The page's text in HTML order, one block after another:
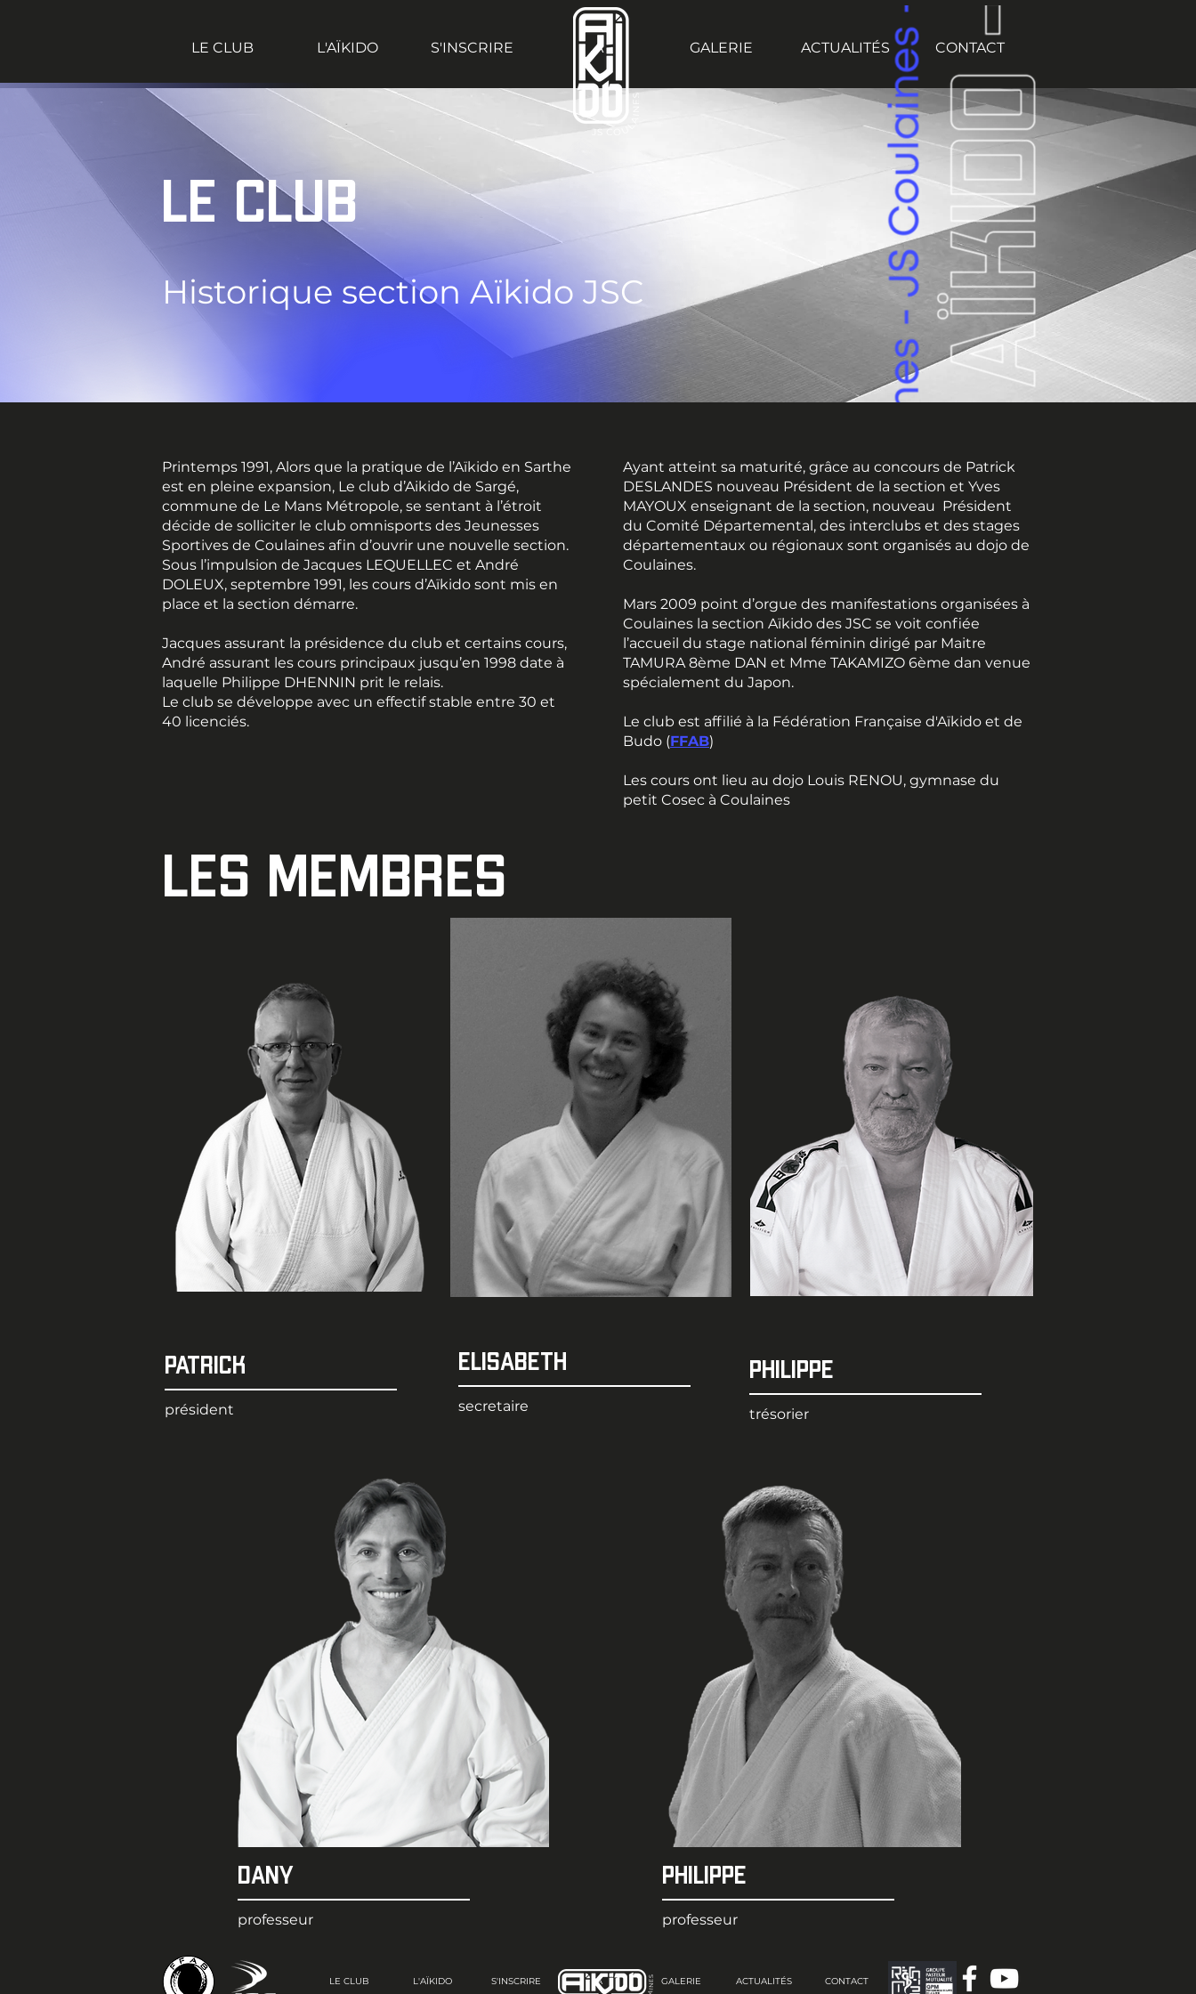
LE CLUB L'AÏKIDO S'INSCRIRE .A GALERIE ACTUALITÉS CONTACT
LE CLUB
Historique section Aïkido JSC
Printemps 1991, Alors que la pratique de l’Aïkido en Sarthe
est en pleine expansion, Le club d’Aikido de Sargé,
commune de Le Mans Métropole, se sentant à l’étroit
décide de solliciter le club omnisports des Jeunesses
Sportives de Coulaines afin d’ouvrir une nouvelle section.
Sous l’impulsion de Jacques LEQUELLEC et André
DOLEUX, septembre 1991, les cours d’Aïkido sont mis en
place et la section démarre.
Jacques assurant la présidence du club et certains cours,
André assurant les cours principaux jusqu’en 1998 date à
laquelle Philippe DHENNIN prit le relais.
Le club se développe avec un effectif stable entre 30 et
40 licenciés.
Ayant atteint sa maturité, grâce au concours de Patrick
DESLANDES nouveau Président de la section et Yves
MAYOUX enseignant de la section, nouveau Président
du Comité Départemental, des interclubs et des stages
départementaux ou régionaux sont organisés au dojo de
Coulaines.
Mars 2009 point d’orgue des manifestations organisées à
Coulaines la section Aïkido des JSC se voit confiée
l’accueil du stage national féminin dirigé par Maitre
TAMURA 8ème DAN et Mme TAKAMIZO 6ème dan venue
spécialement du Japon.
Le club est affilié à la Fédération Française d'Aïkido et de
Budo (FFAB)
Les cours ont lieu au dojo Louis RENOU, gymnase du
petit Cosec à Coulaines
LES Membres
Patrick
président
ELISABETH
secretaire
PHILIPPE
trésorier
Dany
professeur
PHILIPPE
professeur
LE CLUB L'AÏKIDO S'INSCRIRE .A GALERIE ACTUALITÉS CONTACT